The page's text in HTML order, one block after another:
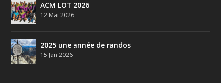
ACM LOT 2026
12 Mai 2026
2025 une année de randos
15 Jan 2026